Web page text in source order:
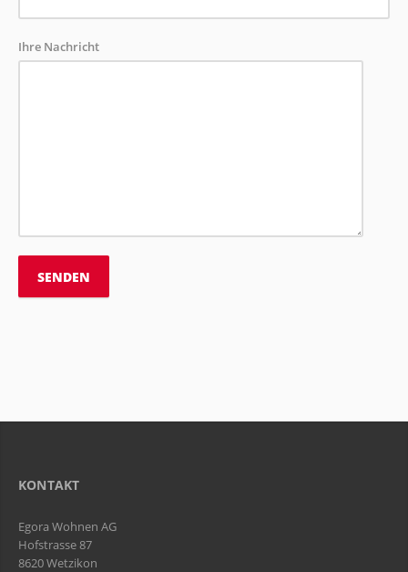
Ihre Nachricht
KONTAKT
Egora Wohnen AG
Hofstrasse 87
8620 Wetzikon